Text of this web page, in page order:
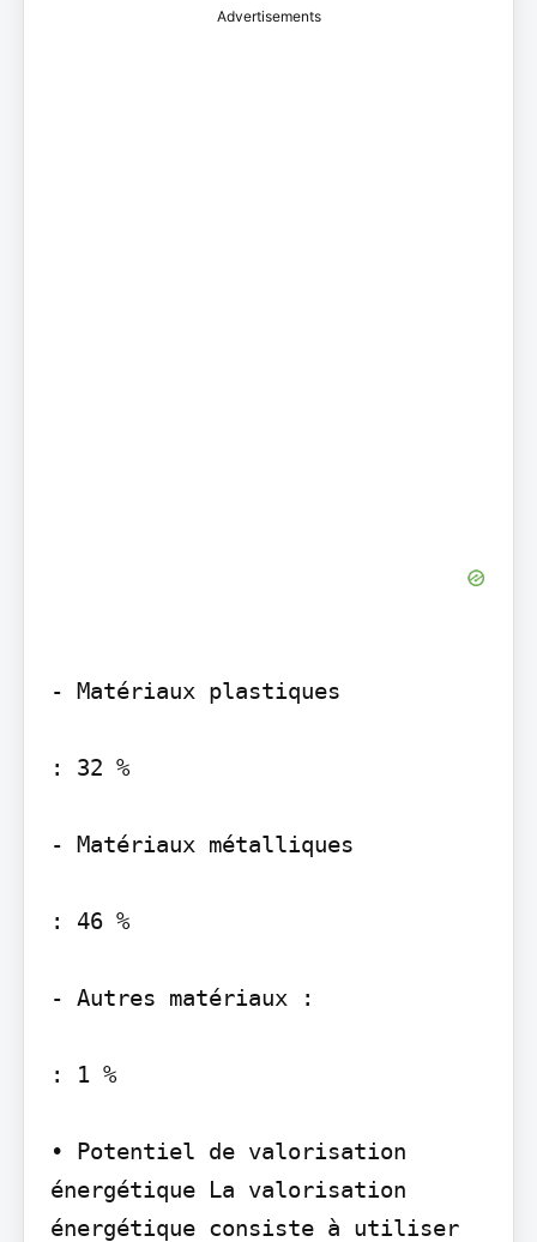
Advertisements
- Matériaux plastiques
: 32 %
- Matériaux métalliques
: 46 %
- Autres matériaux :
: 1 %
• Potentiel de valorisation
énergétique La valorisation
énergétique consiste à utiliser